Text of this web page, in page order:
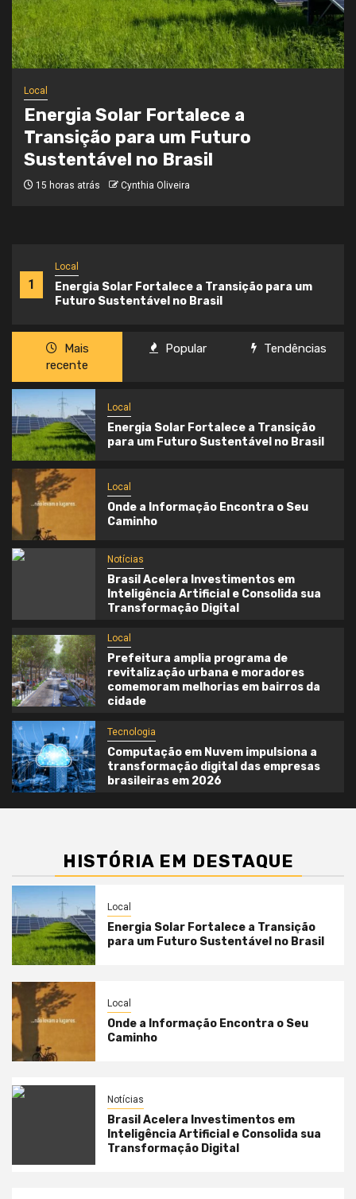
1
Local
Energia Solar Fortalece a Transição para um
Futuro Sustentável no Brasil
Local
Onde a Informação Encontra o Seu
Caminho
3 semanas atrás Cynthia Oliveira
Mais
recente
Popular Tendências
Local
Energia Solar Fortalece a Transição
para um Futuro Sustentável no Brasil
Local
Onde a Informação Encontra o Seu
Caminho
Notícias
Brasil Acelera Investimentos em
Inteligência Artificial e Consolida sua
Transformação Digital
Local
Prefeitura amplia programa de
revitalização urbana e moradores
comemoram melhorias em bairros da
cidade
Tecnologia
Computação em Nuvem impulsiona a
transformação digital das empresas
brasileiras em 2026
HISTÓRIA EM DESTAQUE
Local
Energia Solar Fortalece a Transição
para um Futuro Sustentável no Brasil
Local
Onde a Informação Encontra o Seu
Caminho
Notícias
Brasil Acelera Investimentos em
Inteligência Artificial e Consolida sua
Transformação Digital